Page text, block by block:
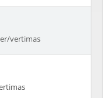
vertimas